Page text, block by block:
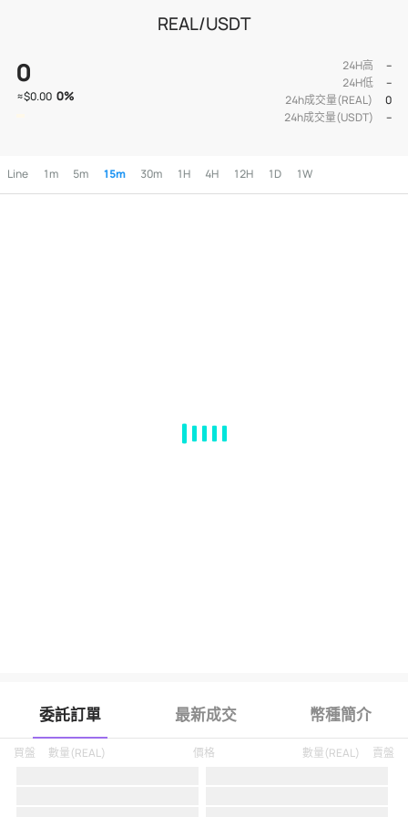
REAL/USDT
0
≈$0.00 0%
24H高
--
24H低
--
24h成交量(REAL)
0
24h成交量(USDT)
--
Line 1m 5m 15m 30m 1H 4H 12H 1D 1W
委託訂單 最新成交 幣種簡介
買盤 數量(REAL) 價格 賣盤
數量(REAL)